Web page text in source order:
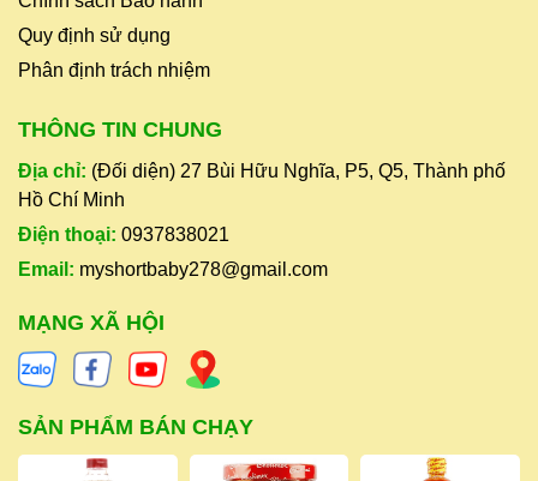
Quy định sử dụng
Phân định trách nhiệm
THÔNG TIN CHUNG
Địa chỉ: (Đối diện) 27 Bùi Hữu Nghĩa, P5, Q5, Thành phố
Hồ Chí Minh
Điện thoại: 0937838021
Email: myshortbaby278@gmail.com
MẠNG XÃ HỘI
SẢN PHẨM BÁN CHẠY